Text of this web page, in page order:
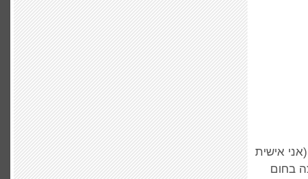
אישית
בחום